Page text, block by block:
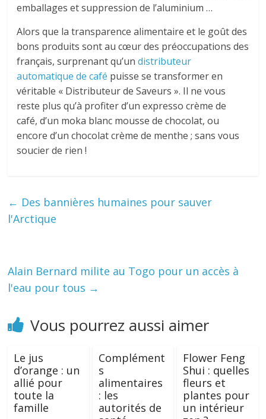
emballages et suppression de l’aluminium …
Alors que la transparence alimentaire et le goût des
bons produits sont au cœur des préoccupations des
français, surprenant qu’undistributeur
automatique de café puisse se transformer en
véritable « Distributeur de Saveurs ». Il ne vous
reste plus qu’à profiter d’un expresso crème de
café, d’un moka blanc mousse de chocolat, ou
encore d’un chocolat crème de menthe ; sans vous
soucier de rien !
← Des bannières humaines pour sauver
l'Arctique
Alain Bernard milite au Togo pour un accès à
l'eau pour tous →
Vous pourrez aussi aimer
Le jus
d’orange : un
allié pour
toute la
famille
Complément
s
alimentaires
: les
autorités de
Flower Feng
Shui : quelles
fleurs et
plantes pour
un intérieur